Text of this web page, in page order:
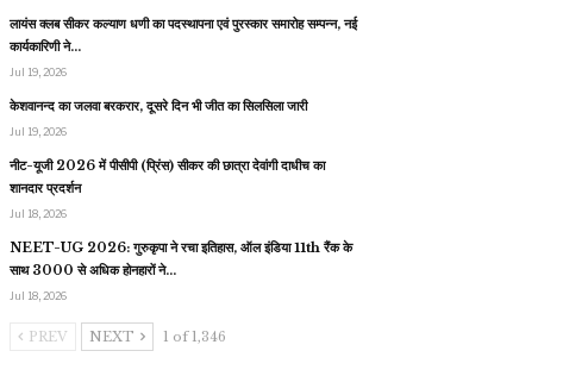
लायंस क्लब सीकर कल्याण धणी का पदस्थापना एवं पुरस्कार समारोह सम्पन्न, नई
कार्यकारिणी ने…
Jul 19, 2026
केशवानन्द का जलवा बरकरार, दूसरे दिन भी जीत का सिलसिला जारी
Jul 19, 2026
नीट-यूजी 2026 में पीसीपी (प्रिंस) सीकर की छात्रा देवांगी दाधीच का
शानदार प्रदर्शन
Jul 18, 2026
NEET-UG 2026: गुरुकृपा ने रचा इतिहास, ऑल इंडिया 11th रैंक के
साथ 3000 से अधिक होनहारों ने…
Jul 18, 2026
PREV NEXT 1 of 1,346